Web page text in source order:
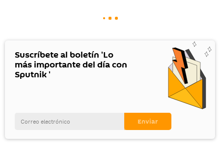
Suscríbete al boletín 'Lo
más importante del día con
Sputnik '